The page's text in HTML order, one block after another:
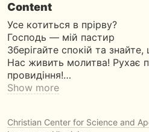
Content
Усе котиться в прірву?
Господь — мій пастир
Зберігайте спокій та
Нас живить молитва! Рухає
провидіння!…
Show more
Christian Center for Science and